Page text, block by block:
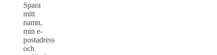
Spara
mitt
namn,
min e-
postadress
och